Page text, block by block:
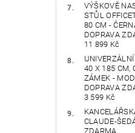
VÝŠKOVĚ
STŮL
80 CM -
DOPRAVA
11 899 Kč
40 X 185 CM,
ZÁMEK -
DOPRAVA
3 599 Kč
CLAUDE-
ZDARMA